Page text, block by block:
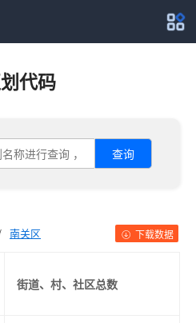
代码
查询
南关区 下载数据
街道、村、社区总数